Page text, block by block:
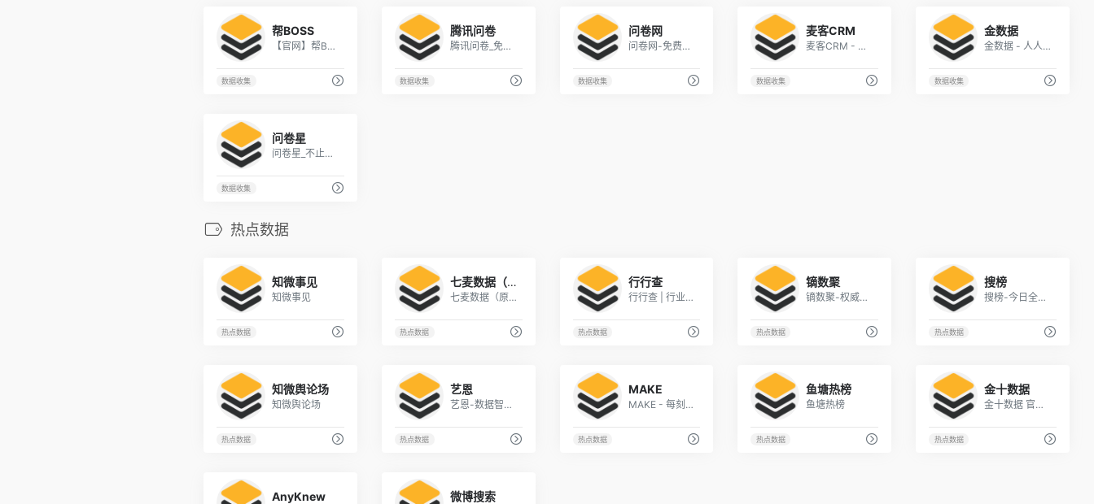
帮BOSS
【官网】帮BOSS|表单大师-简单好用的数据收集、管理和分析平台
数据收集
腾讯问卷
腾讯问卷_免费好用的问卷调查系统
数据收集
问卷网
问卷网-免费问卷调查平台
数据收集
麦客CRM
麦客CRM - 信息收集与市场营销领导品牌
数据收集
金数据
金数据 - 人人可用的在线表单工具
数据收集
问卷星
问卷星_不止问卷调查/在线考试
数据收集
热点数据
知微事见
知微事见
热点数据
七麦数据（原ASO100）
七麦数据（原ASO100）-专业移动产品商业分析平台-ASO-ASM优化
热点数据
行行查
行行查 | 行业研究数据库
热点数据
镝数聚
镝数聚-权威数据 海量聚合
热点数据
搜榜
搜榜-今日全网实时热搜榜排名和聚合导航平台
热点数据
知微舆论场
知微舆论场
热点数据
艺恩
艺恩-数据智能服务商_首页
热点数据
MAKE
MAKE - 每刻都给你不一样的资讯
热点数据
鱼塘热榜
鱼塘热榜
热点数据
金十数据
金十数据 官方网站 - 一个交易工具！
热点数据
AnyKnew 微博搜索